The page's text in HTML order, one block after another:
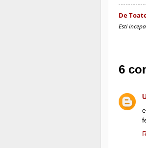
De
Esti
6